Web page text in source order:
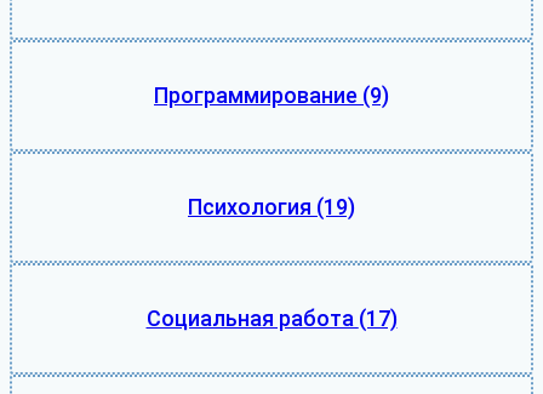
Программирование (9)
Психология (19)
Социальная работа (17)